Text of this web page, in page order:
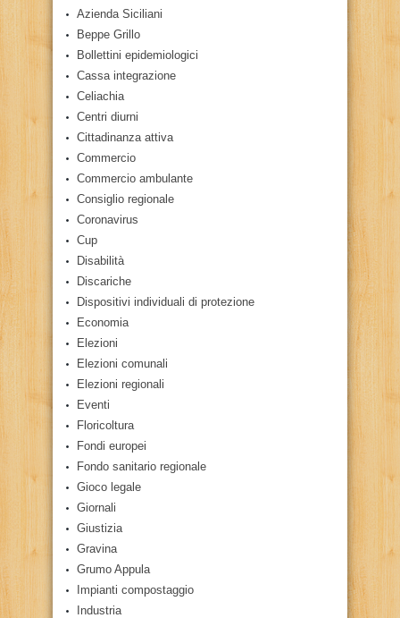
Azienda Siciliani
Beppe Grillo
Bollettini epidemiologici
Cassa integrazione
Celiachia
Centri diurni
Cittadinanza attiva
Commercio
Commercio ambulante
Consiglio regionale
Coronavirus
Cup
Disabilità
Discariche
Dispositivi individuali di protezione
Economia
Elezioni
Elezioni comunali
Elezioni regionali
Eventi
Floricoltura
Fondi europei
Fondo sanitario regionale
Gioco legale
Giornali
Giustizia
Gravina
Grumo Appula
Impianti compostaggio
Industria